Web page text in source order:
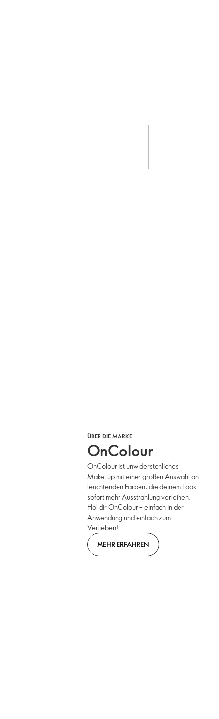
ÜBER DIE MARKE
OnColour
OnColour ist unwiderstehliches
Make-up mit einer großen Auswahl an
leuchtenden Farben, die deinem Look
sofort mehr Ausstrahlung verleihen.
Hol dir OnColour – einfach in der
Anwendung und einfach zum
Verlieben!
MEHR ERFAHREN